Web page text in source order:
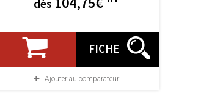
dès
FICHE
Ajouter au comparateur